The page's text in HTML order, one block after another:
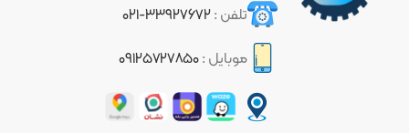
تلفن :۳۳۹۲۷۶۷۲-۰۲۱
موبایل :۰۹۱۲۵۷۲۷۸۵۰